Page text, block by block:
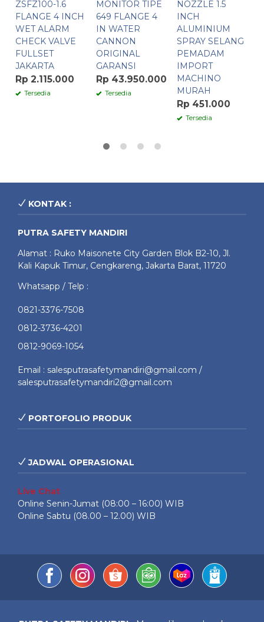
ZSFZ100-1.6
FLANGE 4 INCH
WET ALARM
CHECK VALVE
FULLSET
JAKARTA
Rp 2.115.000
Tersedia
MONITOR TIPE
649 FLANGE 4
IN WATER
CANNON
ORIGINAL
GARANSI
Rp 43.950.000
Tersedia
NOZZLE 1.5
INCH
ALUMINIUM
SPRAY SELANG
PEMADAM
IMPORT
MACHINO
MURAH
Rp 451.000
Tersedia
KONTAK :
PUTRA SAFETY MANDIRI
Alamat : Ruko Maisonete City Garden Blok B2-10, Jl.
Kali Kapuk Timur, Cengkareng, Jakarta Barat, 11720
Whatsapp / Telp :
0821-3376-7508
0812-3736-4201
0812-9069-1054
Email : salesputrasafetymandiri@gmail.com /
salesputrasafetymandiri2@gmail.com
PORTOFOLIO PRODUK
JADWAL OPERASIONAL
Live Chat
Online Senin-Jumat (08:00 – 16:00) WIB
Online Sabtu (08.00 – 12.00) WIB